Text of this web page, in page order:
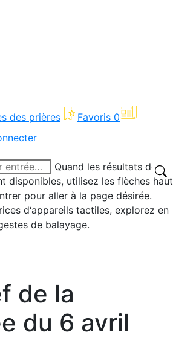
des prières Favoris 0
Quand les résultats de
disponibles, utilisez les flèches haut
pour aller à la page désirée.
d‘appareils tactiles, explorez en
de balayage.
de la
du 6 avril